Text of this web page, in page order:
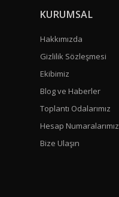
KURUMSAL
Hakkımızda
Gizlilik Sözleşmesi
Ekibimiz
Blog ve Haberler
Toplantı Odalarımız
Hesap Numaralarımız
Bize Ulaşın